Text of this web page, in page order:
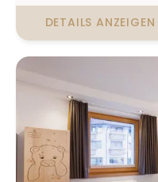
DETAILS ANZEIGEN